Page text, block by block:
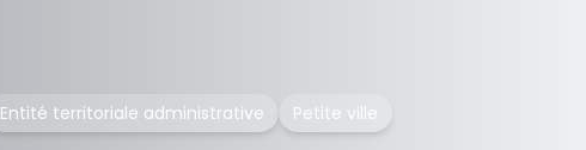
Entité territoriale administrative Petite ville